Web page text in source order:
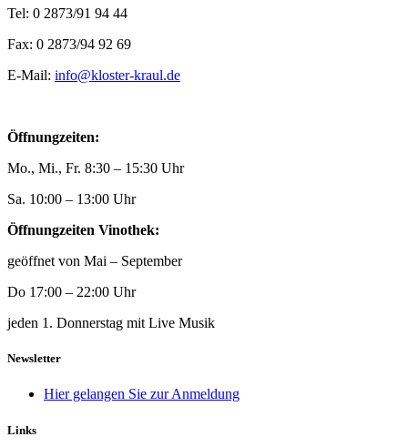
Tel: 0 2873/91 94 44
Fax: 0 2873/94 92 69
E-Mail: info@kloster-kraul.de
Öffnungzeiten:
Mo., Mi., Fr. 8:30 – 15:30 Uhr
Sa. 10:00 – 13:00 Uhr
Öffnungzeiten Vinothek:
geöffnet von Mai – September
Do 17:00 – 22:00 Uhr
jeden 1. Donnerstag mit Live Musik
Newsletter
Hier gelangen Sie zur Anmeldung
Links